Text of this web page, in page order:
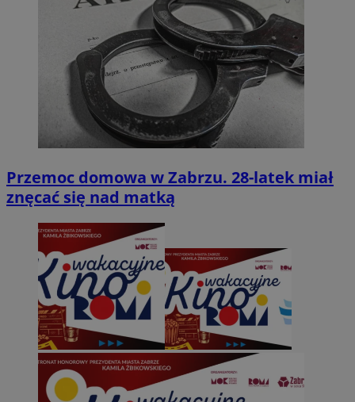
Przemoc domowa w Zabrzu. 28-latek miał
znęcać się nad matką